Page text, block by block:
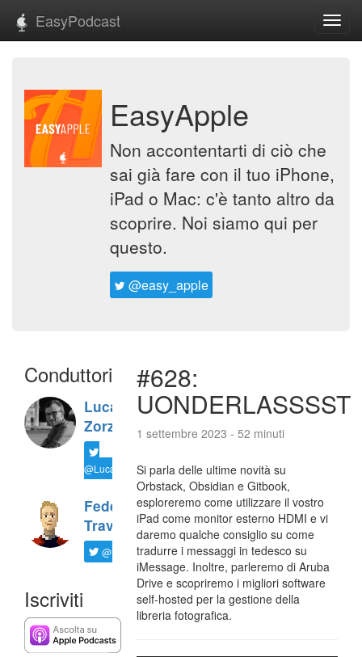
EasyPodcast
EasyApple
Non accontentarti di ciò che
sai già fare con il tuo iPhone,
iPad o Mac: c'è tanto altro da
scoprire. Noi siamo qui per
questo.
@easy_apple
Conduttori
Luca
Zorzi
@LucaTNT
Federico
Travaini
@ftrava
Iscriviti
#628:
UONDERLASSSST
1 settembre 2023 - 52 minuti
Si parla delle ultime novità su
Orbstack, Obsidian e Gitbook,
esploreremo come utilizzare il vostro
iPad come monitor esterno HDMI e vi
daremo qualche consiglio su come
tradurre i messaggi in tedesco su
iMessage. Inoltre, parleremo di Aruba
Drive e scopriremo i migliori software
self-hosted per la gestione della
libreria fotografica.